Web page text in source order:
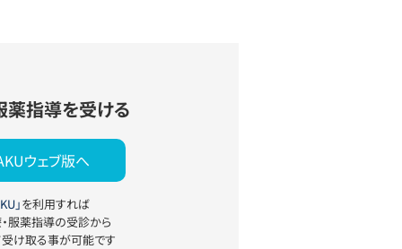
薬指導を受ける
ウェブ版へ
」を利用すれば
服薬指導の受診から
け取る事が可能です